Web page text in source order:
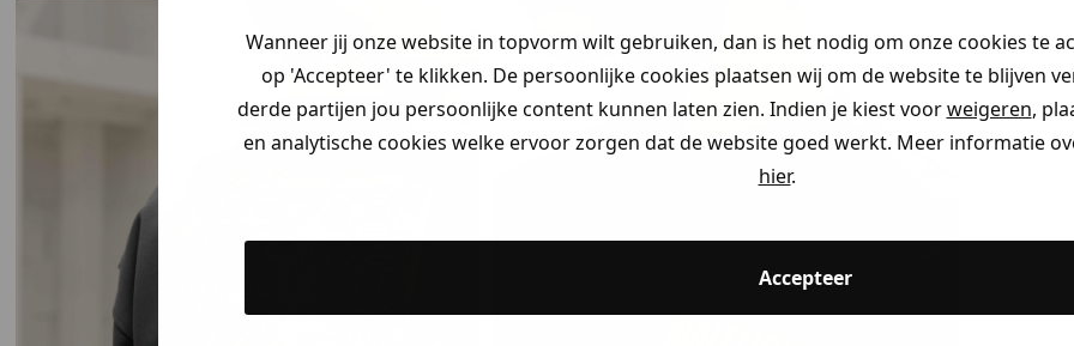
Wanneer jij onze website in topvorm wilt gebruiken, dan is het nodig om onze cookies te
op 'Accepteer' te klikken. De persoonlijke cookies plaatsen wij om de website te blijven
derde partijen jou persoonlijke content kunnen laten zien. Indien je kiest voorweigeren,
en analytische cookies welke ervoor zorgen dat de website goed werkt. Meer informatie
hier.
Accepteer